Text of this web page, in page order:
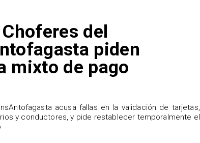
del
piden
mixto de pago
acusa fallas en la validación de tarjetas,
y conductores, y pide restablecer temporalmente el